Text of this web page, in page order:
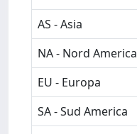
AS - Asia
NA - Nord America
EU - Europa
SA - Sud America